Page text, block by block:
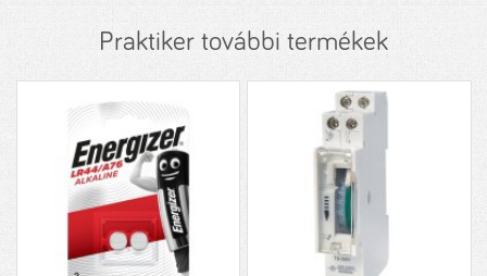
Praktiker további termékek